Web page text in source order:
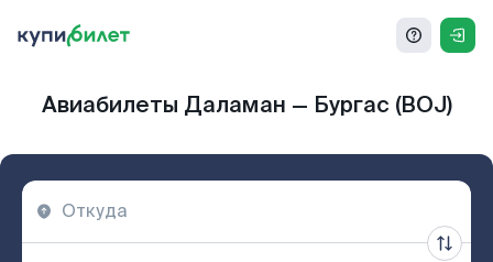
Авиабилеты Даламан — Бургас (BOJ)